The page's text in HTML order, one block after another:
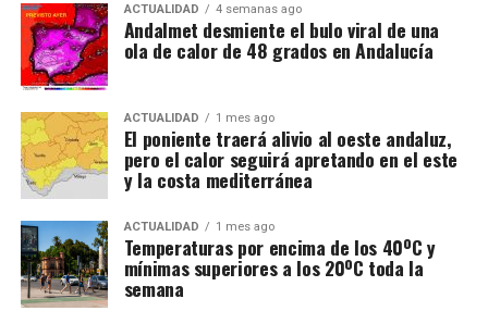
ACTUALIDAD 4 semanas ago
Andalmet desmiente el bulo viral de una
ola de calor de 48 grados en Andalucía
ACTUALIDAD 1 mes ago
El poniente traerá alivio al oeste andaluz,
pero el calor seguirá apretando en el este
y la costa mediterránea
ACTUALIDAD 1 mes ago
Temperaturas por encima de los 40ºC y
mínimas superiores a los 20ºC toda la
semana